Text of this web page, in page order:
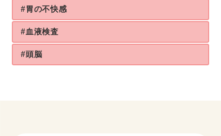
#胃の不快感
#血液検査
#頭脳